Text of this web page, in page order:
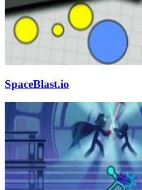
SpaceBlast.io